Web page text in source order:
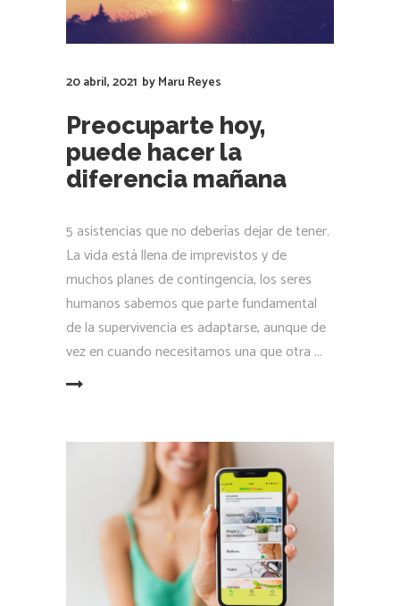
20 abril, 2021 byMaru Reyes
Preocuparte hoy,
puede hacer la
diferencia mañana
5 asistencias que no deberías dejar de tener.
La vida está llena de imprevistos y de
muchos planes de contingencia, los seres
humanos sabemos que parte fundamental
de la supervivencia es adaptarse, aunque de
vez en cuando necesitamos una que otra